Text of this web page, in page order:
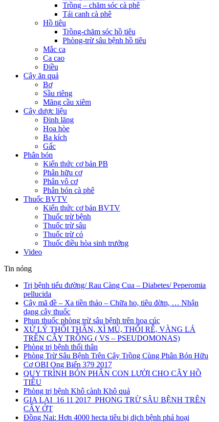
Trồng – chăm sóc cà phê
Tái canh cà phê
Hồ tiêu
Trồng-chăm sóc hồ tiêu
Phòng-trừ sâu bệnh hồ tiêu
Mắc ca
Ca cao
Điều
Cây ăn quả
Bơ
Sầu riêng
Mãng cầu xiêm
Cây dược liệu
Đinh lăng
Hoa hòe
Ba kích
Gấc
Phân bón
Kiến thức cơ bản PB
Phân hữu cơ
Phân vô cơ
Phân bón cà phê
Thuốc BVTV
Kiến thức cơ bản BVTV
Thuốc trừ bệnh
Thuốc trừ sâu
Thuốc trừ cỏ
Thuốc điều hòa sinh trưởng
Video
Tin nóng
Trị bệnh tiểu đường/ Rau Càng Cua – Diabetes/ Peperomia
pellucida
Cây mã đề – Xa tiền thảo – Chữa ho, tiêu đờm, … Nhận
dạng cây thuốc
Phun thuốc phòng trừ sâu bệnh trên hoa cúc
XỬ LÝ THỐI THÂN, XÌ MỦ, THỐI RỄ, VÀNG LÁ
TRÊN CÂY TRỒNG ( VS – PSEUDOMONAS)
Phòng trị bệnh thối thân
Phòng Trừ Sâu Bệnh Trên Cây Trồng Cùng Phân Bón Hữu
Cơ OBI Ong Biển 379 2017
QUY TRÌNH BÓN PHÂN CON LƯỜI CHO CÂY HỒ
TIÊU
Phòng trị bệnh Khô cành Khô quả
GIA LAI_16 11 2017_PHONG TRỪ SÂU BỆNH TRÊN
CÂY ỚT
Đồng Nai: Hơn 4000 hecta tiêu bị dịch bệnh phá hoại